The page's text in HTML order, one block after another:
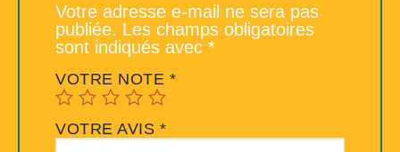
Votre adresse e-mail ne sera pas
publiée. Les champs obligatoires
sont indiqués avec *
VOTRE NOTE *
VOTRE AVIS *